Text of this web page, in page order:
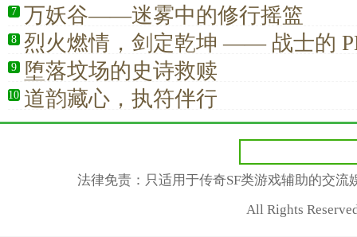
7 万妖谷——迷雾中的修行摇篮
8 烈火燃情，剑定乾坤 —— 战士的
9 堕落坟场的史诗救赎
10 道韵藏心，执符伴行
法律免责：只适用于传奇SF类游戏辅助的交
All Rights